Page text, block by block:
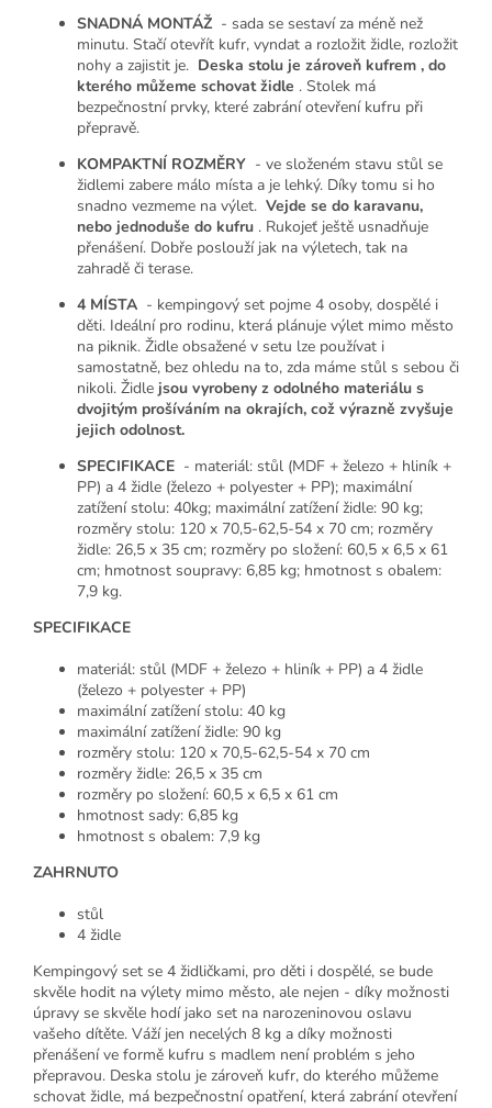
SNADNÁ MONTÁŽ - sada se sestaví za méně než
minutu. Stačí otevřít kufr, vyndat a rozložit židle, rozložit
nohy a zajistit je. Deska stolu je zároveň kufrem , do
kterého můžeme schovat židle . Stolek má
bezpečnostní prvky, které zabrání otevření kufru při
přepravě.
KOMPAKTNÍ ROZMĚRY - ve složeném stavu stůl se
židlemi zabere málo místa a je lehký. Díky tomu si ho
snadno vezmeme na výlet. Vejde se do karavanu,
nebo jednoduše do kufru . Rukojeť ještě usnadňuje
přenášení. Dobře poslouží jak na výletech, tak na
zahradě či terase.
4 MÍSTA - kempingový set pojme 4 osoby, dospělé i
děti. Ideální pro rodinu, která plánuje výlet mimo město
na piknik. Židle obsažené v setu lze používat i
samostatně, bez ohledu na to, zda máme stůl s sebou či
nikoli. Židle jsou vyrobeny z odolného materiálu s
dvojitým prošíváním na okrajích, což výrazně zvyšuje
jejich odolnost.
SPECIFIKACE - materiál: stůl (MDF + železo + hliník +
PP) a 4 židle (železo + polyester + PP); maximální
zatížení stolu: 40kg; maximální zatížení židle: 90 kg;
rozměry stolu: 120 x 70,5-62,5-54 x 70 cm; rozměry
židle: 26,5 x 35 cm; rozměry po složení: 60,5 x 6,5 x 61
cm; hmotnost soupravy: 6,85 kg; hmotnost s obalem:
7,9 kg.
SPECIFIKACE
materiál: stůl (MDF + železo + hliník + PP) a 4 židle
(železo + polyester + PP)
maximální zatížení stolu: 40 kg
maximální zatížení židle: 90 kg
rozměry stolu: 120 x 70,5-62,5-54 x 70 cm
rozměry židle: 26,5 x 35 cm
rozměry po složení: 60,5 x 6,5 x 61 cm
hmotnost sady: 6,85 kg
hmotnost s obalem: 7,9 kg
ZAHRNUTO
stůl
4 židle
Kempingový set se 4 židličkami, pro děti i dospělé, se bude
skvěle hodit na výlety mimo město, ale nejen - díky možnosti
úpravy se skvěle hodí jako set na narozeninovou oslavu
vašeho dítěte. Váží jen necelých 8 kg a díky možnosti
přenášení ve formě kufru s madlem není problém s jeho
přepravou. Deska stolu je zároveň kufr, do kterého můžeme
schovat židle, má bezpečnostní opatření, která zabrání otevření